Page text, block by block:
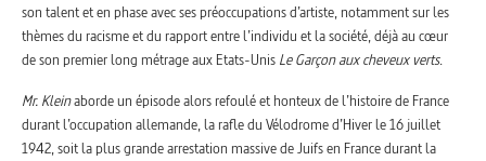
son talent et en phase avec ses préoccupations d’artiste, notamment sur les
thèmes du racisme et du rapport entre l’individu et la société, déjà au cœur
de son premier long métrage aux Etats-Unis Le Garçon aux cheveux verts.
Mr. Kleinaborde un épisode alors refoulé et honteux de l’histoire de France
durant l’occupation allemande, la rafle du Vélodrome d’Hiver le 16 juillet
1942, soit la plus grande arrestation massive de Juifs en France durant la